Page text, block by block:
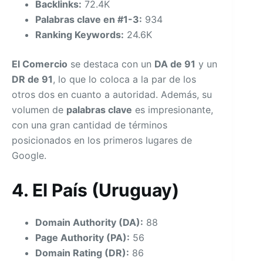
Backlinks: 72.4K
Palabras clave en #1-3: 934
Ranking Keywords: 24.6K
El Comercio se destaca con un DA de 91 y un
DR de 91, lo que lo coloca a la par de los
otros dos en cuanto a autoridad. Además, su
volumen de palabras clave es impresionante,
con una gran cantidad de términos
posicionados en los primeros lugares de
Google.
4. El País (Uruguay)
Domain Authority (DA): 88
Page Authority (PA): 56
Domain Rating (DR): 86